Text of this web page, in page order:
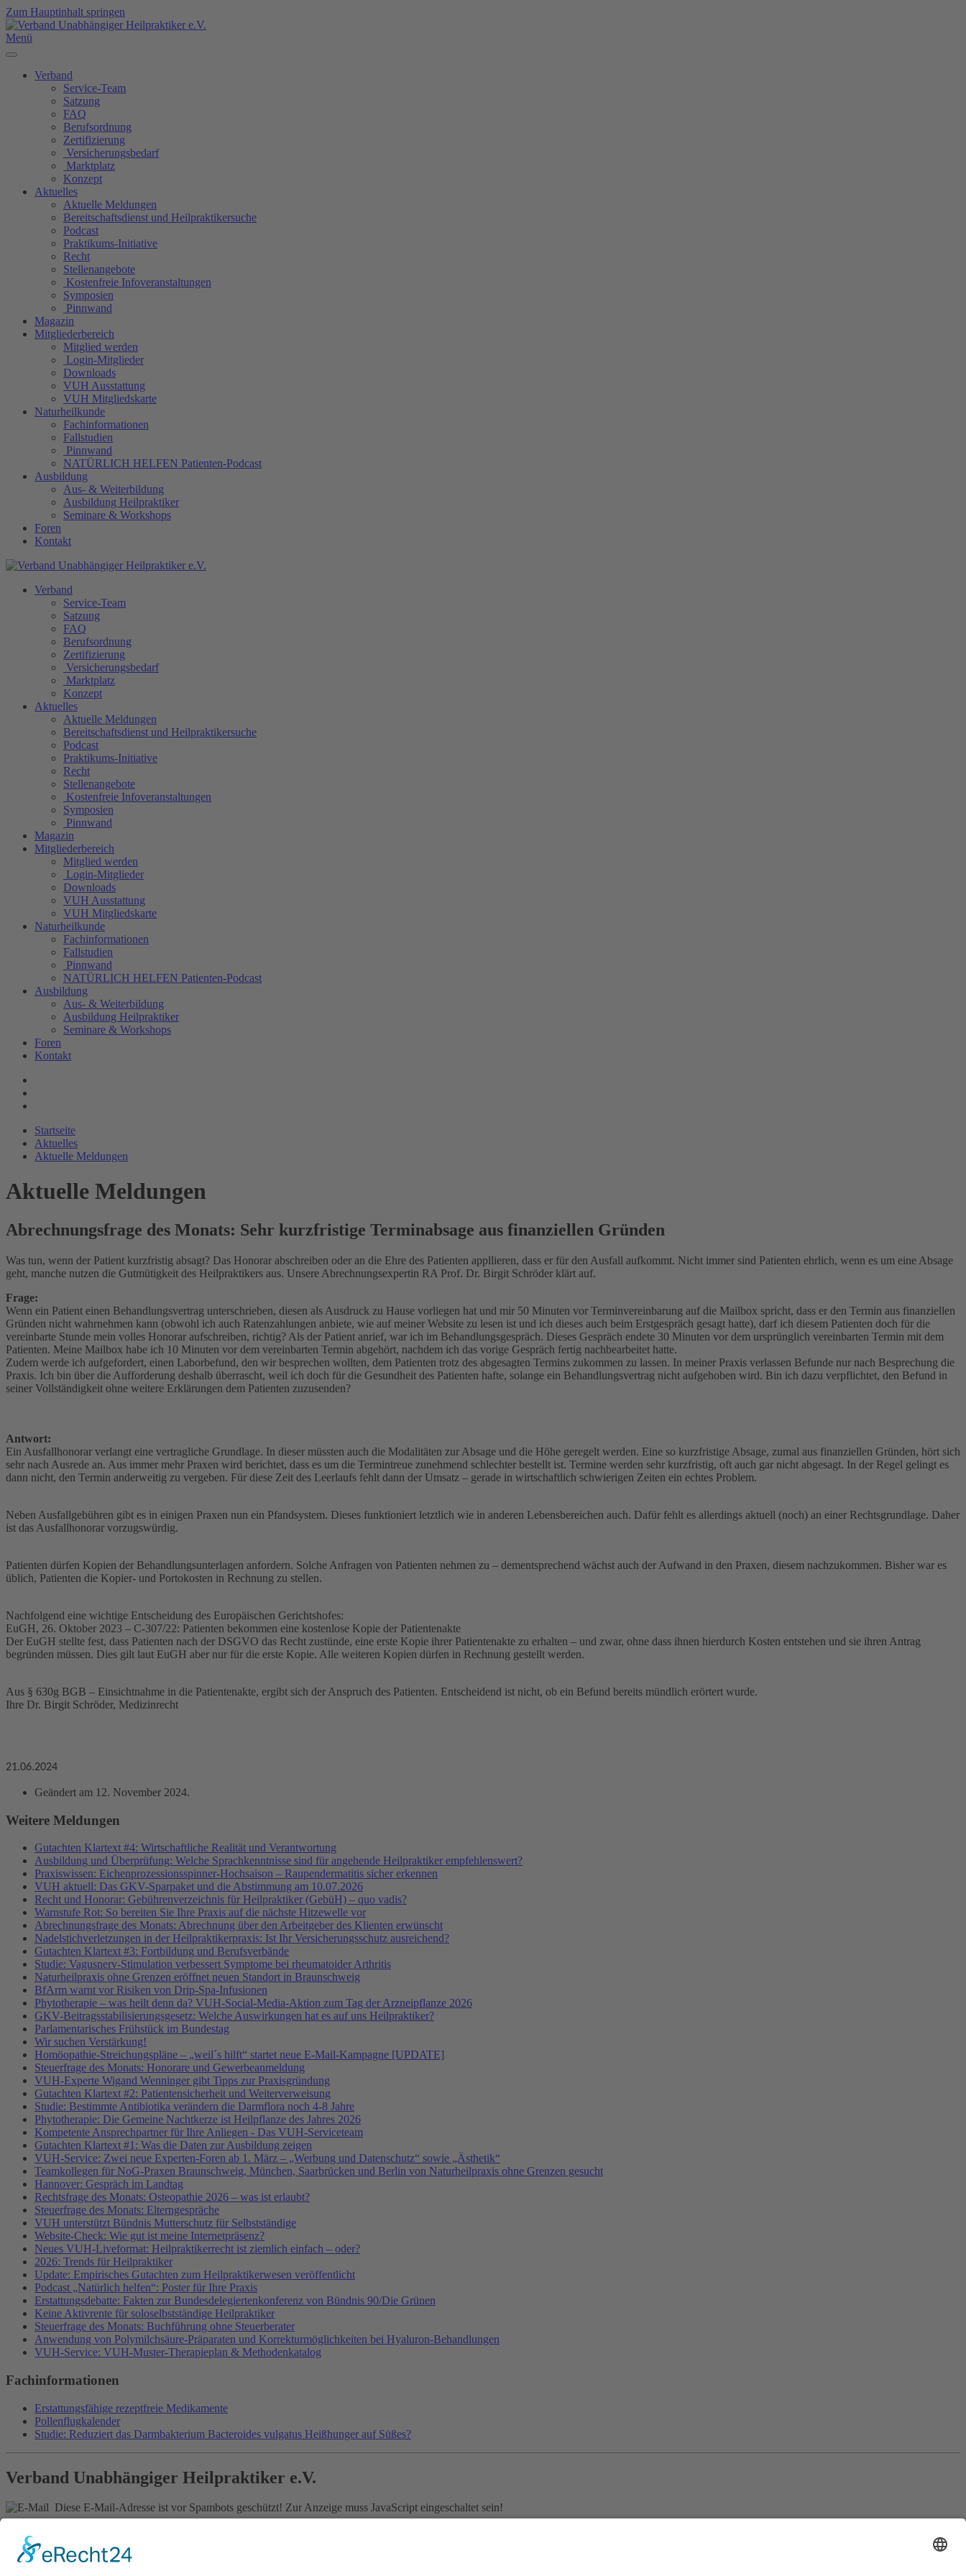
Zum Hauptinhalt springen
Menü
Verband
Service-Team
Satzung
FAQ
Berufsordnung
Zertifizierung
Versicherungsbedarf
Marktplatz
Konzept
Aktuelles
Aktuelle Meldungen
Bereitschaftsdienst und Heilpraktikersuche
Podcast
Praktikums-Initiative
Recht
Stellenangebote
Kostenfreie Infoveranstaltungen
Symposien
Pinnwand
Magazin
Mitgliederbereich
Mitglied werden
Login-Mitglieder
Downloads
VUH Ausstattung
VUH Mitgliedskarte
Naturheilkunde
Fachinformationen
Fallstudien
Pinnwand
NATÜRLICH HELFEN Patienten-Podcast
Ausbildung
Aus- & Weiterbildung
Ausbildung Heilpraktiker
Seminare & Workshops
Foren
Kontakt
Verband
Service-Team
Satzung
FAQ
Berufsordnung
Zertifizierung
Versicherungsbedarf
Marktplatz
Konzept
Aktuelles
Aktuelle Meldungen
Bereitschaftsdienst und Heilpraktikersuche
Podcast
Praktikums-Initiative
Recht
Stellenangebote
Kostenfreie Infoveranstaltungen
Symposien
Pinnwand
Magazin
Mitgliederbereich
Mitglied werden
Login-Mitglieder
Downloads
VUH Ausstattung
VUH Mitgliedskarte
Naturheilkunde
Fachinformationen
Fallstudien
Pinnwand
NATÜRLICH HELFEN Patienten-Podcast
Ausbildung
Aus- & Weiterbildung
Ausbildung Heilpraktiker
Seminare & Workshops
Foren
Kontakt
Startseite
Aktuelles
Aktuelle Meldungen
Aktuelle Meldungen
Abrechnungsfrage des Monats: Sehr kurzfristige Terminabsage aus finanziellen Gründen
Was tun, wenn der Patient kurzfristig absagt? Das Honorar abschreiben oder an die Ehre des Patienten appllieren, dass er für den Ausfall aufkommt. Nicht immer sind Patienten ehrlich, wenn es um eine Absage
geht, manche nutzen die Gutmütigkeit des Heilpraktikers aus. Unsere Abrechnungsexpertin RA Prof. Dr. Birgit Schröder klärt auf.
Frage:
Wenn ein Patient einen Behandlungsvertrag unterschrieben, diesen als Ausdruck zu Hause vorliegen hat und mir 50 Minuten vor Terminvereinbarung auf die Mailbox spricht, dass er den Termin aus finanziellen
Gründen nicht wahrnehmen kann (obwohl ich auch Ratenzahlungen anbiete, wie auf meiner Website zu lesen ist und ich dieses auch beim Erstgespräch gesagt hatte), darf ich diesem Patienten doch für die
vereinbarte Stunde mein volles Honorar aufschreiben, richtig? Als der Patient anrief, war ich im Behandlungsgespräch. Dieses Gespräch endete 30 Minuten vor dem ursprünglich vereinbarten Termin mit dem
Patienten. Meine Mailbox habe ich 10 Minuten vor dem vereinbarten Termin abgehört, nachdem ich das vorige Gespräch fertig nachbearbeitet hatte.
Zudem werde ich aufgefordert, einen Laborbefund, den wir besprechen wollten, dem Patienten trotz des abgesagten Termins zukommen zu lassen. In meiner Praxis verlassen Befunde nur nach Besprechung die
Praxis. Ich bin über die Aufforderung deshalb überrascht, weil ich doch für die Gesundheit des Patienten hafte, solange ein Behandlungsvertrag nicht aufgehoben wird. Bin ich dazu verpflichtet, den Befund in
seiner Vollständigkeit ohne weitere Erklärungen dem Patienten zuzusenden?
Antwort:
Ein Ausfallhonorar verlangt eine vertragliche Grundlage. In dieser müssten auch die Modalitäten zur Absage und die Höhe geregelt werden. Eine so kurzfristige Absage, zumal aus finanziellen Gründen, hört sich
sehr nach Ausrede an. Aus immer mehr Praxen wird berichtet, dass es um die Termintreue zunehmend schlechter bestellt ist. Termine werden sehr kurzfristig, oft auch gar nicht abgesagt. In der Regel gelingt es
dann nicht, den Termin anderweitig zu vergeben. Für diese Zeit des Leerlaufs fehlt dann der Umsatz – gerade in wirtschaftlich schwierigen Zeiten ein echtes Problem.
Neben Ausfallgebühren gibt es in einigen Praxen nun ein Pfandsystem. Dieses funktioniert letztlich wie in anderen Lebensbereichen auch. Dafür fehlt es allerdings aktuell (noch) an einer Rechtsgrundlage. Daher
ist das Ausfallhonorar vorzugswürdig.
Patienten dürfen Kopien der Behandlungsunterlagen anfordern. Solche Anfragen von Patienten nehmen zu – dementsprechend wächst auch der Aufwand in den Praxen, diesem nachzukommen. Bisher war es
üblich, Patienten die Kopier- und Portokosten in Rechnung zu stellen.
Nachfolgend eine wichtige Entscheidung des Europäischen Gerichtshofes:
EuGH, 26. Oktober 2023 – C-307/22: Patienten bekommen eine kostenlose Kopie der Patientenakte
Der EuGH stellte fest, dass Patienten nach der DSGVO das Recht zustünde, eine erste Kopie ihrer Patientenakte zu erhalten – und zwar, ohne dass ihnen hierdurch Kosten entstehen und sie ihren Antrag
begründen müssen. Dies gilt laut EuGH aber nur für die erste Kopie. Alle weiteren Kopien dürfen in Rechnung gestellt werden.
Aus § 630g BGB – Einsichtnahme in die Patientenakte, ergibt sich der Anspruch des Patienten. Entscheidend ist nicht, ob ein Befund bereits mündlich erörtert wurde.
Ihre Dr. Birgit Schröder, Medizinrecht
21.06.2024
Geändert am 12. November 2024.
Weitere Meldungen
Gutachten Klartext #4: Wirtschaftliche Realität und Verantwortung
Ausbildung und Überprüfung: Welche Sprachkenntnisse sind für angehende Heilpraktiker empfehlenswert?
Praxiswissen: Eichenprozessionsspinner-Hochsaison – Raupendermatitis sicher erkennen
VUH aktuell: Das GKV-Sparpaket und die Abstimmung am 10.07.2026
Recht und Honorar: Gebührenverzeichnis für Heilpraktiker (GebüH) – quo vadis?
Warnstufe Rot: So bereiten Sie Ihre Praxis auf die nächste Hitzewelle vor
Abrechnungsfrage des Monats: Abrechnung über den Arbeitgeber des Klienten erwünscht
Nadelstichverletzungen in der Heilpraktikerpraxis: Ist Ihr Versicherungsschutz ausreichend?
Gutachten Klartext #3: Fortbildung und Berufsverbände
Studie: Vagusnerv-Stimulation verbessert Symptome bei rheumatoider Arthritis
Naturheilpraxis ohne Grenzen eröffnet neuen Standort in Braunschweig
BfArm warnt vor Risiken von Drip-Spa-Infusionen
Phytotherapie – was heilt denn da? VUH-Social-Media-Aktion zum Tag der Arzneipflanze 2026
GKV-Beitragsstabilisierungsgesetz: Welche Auswirkungen hat es auf uns Heilpraktiker?
Parlamentarisches Frühstück im Bundestag
Wir suchen Verstärkung!
Homöopathie-Streichungspläne – „weil´s hilft“ startet neue E-Mail-Kampagne [UPDATE]
Steuerfrage des Monats: Honorare und Gewerbeanmeldung
VUH-Experte Wigand Wenninger gibt Tipps zur Praxisgründung
Gutachten Klartext #2: Patientensicherheit und Weiterverweisung
Studie: Bestimmte Antibiotika verändern die Darmflora noch 4-8 Jahre
Phytotherapie: Die Gemeine Nachtkerze ist Heilpflanze des Jahres 2026
Kompetente Ansprechpartner für Ihre Anliegen - Das VUH-Serviceteam
Gutachten Klartext #1: Was die Daten zur Ausbildung zeigen
VUH-Service: Zwei neue Experten-Foren ab 1. März – „Werbung und Datenschutz“ sowie „Ästhetik“
Teamkollegen für NoG-Praxen Braunschweig, München, Saarbrücken und Berlin von Naturheilpraxis ohne Grenzen gesucht
Hannover: Gespräch im Landtag
Rechtsfrage des Monats: Osteopathie 2026 – was ist erlaubt?
Steuerfrage des Monats: Elterngespräche
VUH unterstützt Bündnis Mutterschutz für Selbstständige
Website-Check: Wie gut ist meine Internetpräsenz?
Neues VUH-Liveformat: Heilpraktikerrecht ist ziemlich einfach – oder?
2026: Trends für Heilpraktiker
Update: Empirisches Gutachten zum Heilpraktikerwesen veröffentlicht
Podcast „Natürlich helfen“: Poster für Ihre Praxis
Erstattungsdebatte: Fakten zur Bundesdelegiertenkonferenz von Bündnis 90/Die Grünen
Keine Aktivrente für soloselbstständige Heilpraktiker
Steuerfrage des Monats: Buchführung ohne Steuerberater
Anwendung von Polymilchsäure-Präparaten und Korrekturmöglichkeiten bei Hyaluron-Behandlungen
VUH-Service: VUH-Muster-Therapieplan & Methodenkatalog
Fachinformationen
Erstattungsfähige rezeptfreie Medikamente
Pollenflugkalender
Studie: Reduziert das Darmbakterium Bacteroides vulgatus Heißhunger auf Süßes?
Verband Unabhängiger Heilpraktiker e.V.
Diese E-Mail-Adresse ist vor Spambots geschützt! Zur Anzeige muss JavaScript eingeschaltet sein!
Gördelinger Straße 47